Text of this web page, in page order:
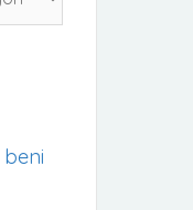
beni